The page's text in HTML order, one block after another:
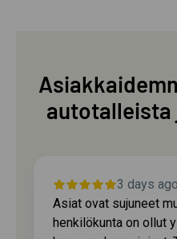
3 days ago
Asiat ovat sujuneet
henkilökunta on ollut